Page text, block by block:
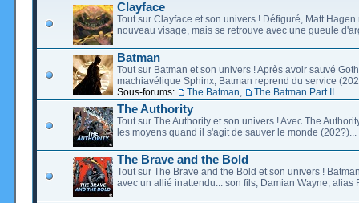
Clayface
Tout sur Clayface et son univers ! Défiguré, Matt Hagen
nouveau visage, mais se retrouve avec une gueule
Batman
Tout sur Batman et son univers ! Après avoir sauvé
machiavélique Sphinx, Batman reprend du service
Sous-forums:
The Batman, The Batman Part II
The Authority
Tout sur The Authority et son univers ! Avec The
les moyens quand il s'agit de sauver le monde (202?)...
The Brave and the Bold
Tout sur The Brave and the Bold et son univers !
avec un allié inattendu... son fils, Damian Wayne, alias